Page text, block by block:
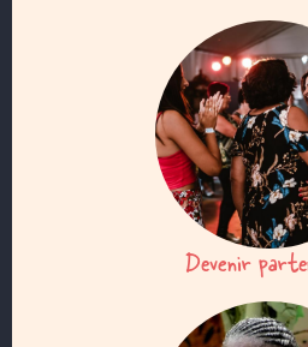
Devenir